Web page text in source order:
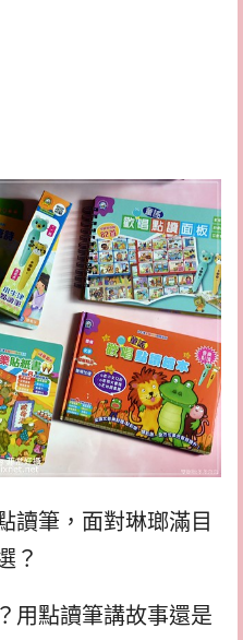
讀筆，面對琳瑯滿目
？
用點讀筆講故事還是